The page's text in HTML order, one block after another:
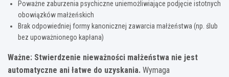
Poważne zaburzenia psychiczne uniemożliwiające podjęcie istotnych
obowiązków małżeńskich
Brak odpowiedniej formy kanonicznej zawarcia małżeństwa (np. ślub
bez upoważnionego kapłana)
Ważne: Stwierdzenie nieważności małżeństwa nie jest
automatyczne ani łatwe do uzyskania. Wymaga